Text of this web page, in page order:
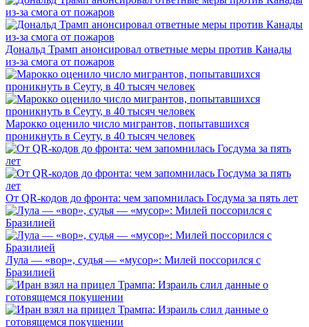
Дональд Трамп анонсировал ответные меры против Канады
из-за смога от пожаров
Марокко оценило число мигрантов, попытавшихся
проникнуть в Сеуту, в 40 тысяч человек
От QR-кодов до фронта: чем запомнилась Госдума за пять лет
Лула — «вор», судья — «мусор»: Милей поссорился с
Бразилией